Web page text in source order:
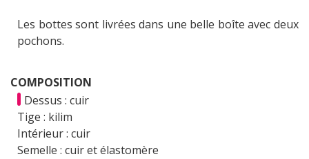
Les bottes sont livrées dans une belle boîte avec deux
pochons.
COMPOSITION
Dessus : cuir
Tige : kilim
Intérieur : cuir
Semelle : cuir et élastomère